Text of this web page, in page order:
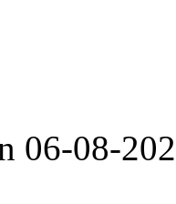
06-08-